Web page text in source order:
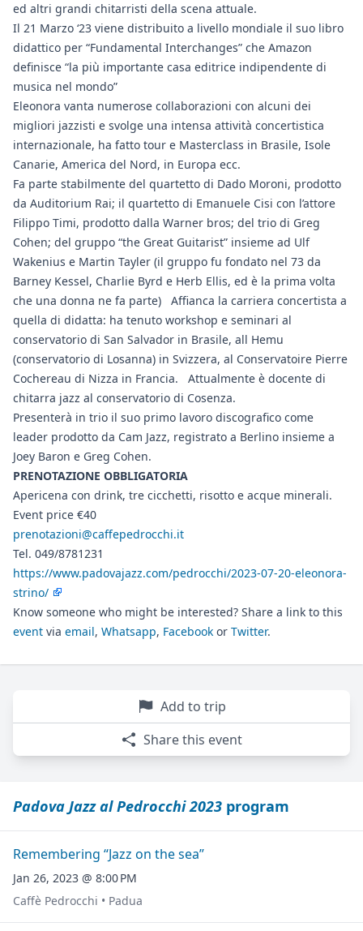
ed altri grandi chitarristi della scena attuale.
Il 21 Marzo ‘23 viene distribuito a livello mondiale il suo libro
didattico per “Fundamental Interchanges” che Amazon
definisce “la più importante casa editrice indipendente di
musica nel mondo”
Eleonora vanta numerose collaborazioni con alcuni dei
migliori jazzisti e svolge una intensa attività concertistica
internazionale, ha fatto tour e Masterclass in Brasile, Isole
Canarie, America del Nord, in Europa ecc.
Fa parte stabilmente del quartetto di Dado Moroni, prodotto
da Auditorium Rai; il quartetto di Emanuele Cisi con l’attore
Filippo Timi, prodotto dalla Warner bros; del trio di Greg
Cohen; del gruppo “the Great Guitarist” insieme ad Ulf
Wakenius e Martin Tayler (il gruppo fu fondato nel 73 da
Barney Kessel, Charlie Byrd e Herb Ellis, ed è la prima volta
che una donna ne fa parte) Affianca la carriera concertista a
quella di didatta: ha tenuto workshop e seminari al
conservatorio di San Salvador in Brasile, all Hemu
(conservatorio di Losanna) in Svizzera, al Conservatoire Pierre
Cochereau di Nizza in Francia. Attualmente è docente di
chitarra jazz al conservatorio di Cosenza.
Presenterà in trio il suo primo lavoro discografico come
leader prodotto da Cam Jazz, registrato a Berlino insieme a
Joey Baron e Greg Cohen.
PRENOTAZIONE OBBLIGATORIA
Apericena con drink, tre cicchetti, risotto e acque minerali.
Event price €40
prenotazioni@caffepedrocchi.it
Tel. 049/8781231
https://www.padovajazz.com/pedrocchi/2023-07-20-eleonora-
strino/
Know someone who might be interested? Share a link to this
event via email, Whatsapp, Facebook or Twitter.
Add to trip
Share this event
Padova Jazz al Pedrocchi 2023 program
Remembering “Jazz on the sea”
Jan 26, 2023 @ 8:00 PM
Caffè Pedrocchi • Padua